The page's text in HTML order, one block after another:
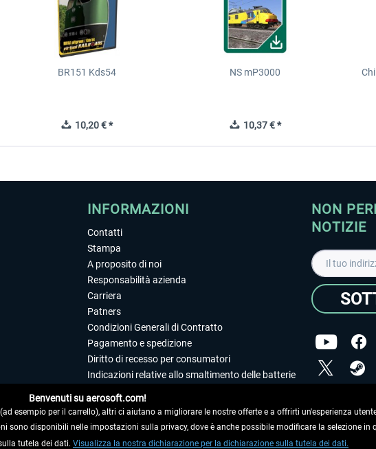
BR151 Kds54
10,20 € *
NS mP3000
10,37 € *
INFORMAZIONI
Contatti
Stampa
A proposito di noi
Responsabilità azienda
Carriera
Patners
Condizioni Generali di Contratto
Pagamento e spedizione
Diritto di recesso per consumatori
Indicazioni relative allo smaltimento delle batterie
Editoriale
NON
NOTIZIE
dei dati.
Copyright ©
Benvenuti su aerosoft.com!
esempio per il carrello), altri ci aiutano a migliorare le nostre offerte e a offrirti un'esperienza
sono disponibili nelle impostazioni sulla privacy, dove è anche possibile modificare la selezione in
tutela dei dati. Visualizza la nostra dichiarazione per la dichiarazione sulla tutela dei dati.